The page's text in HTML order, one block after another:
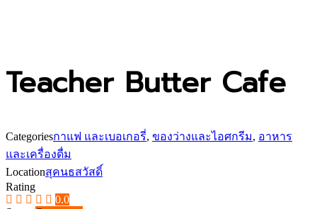
Teacher Butter Cafe
Categoriesกาแฟ และเบอเกอรี่, ของว่างและไอศกรีม, อาหาร
และเครื่องดื่ม
Locationสุคนธสวัสดิ์
Rating
0.0